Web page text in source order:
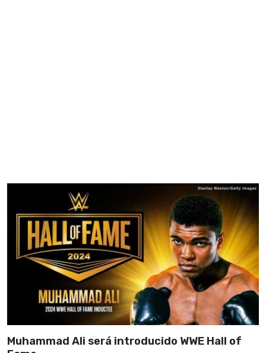
Muhammad Ali será introducido WWE Hall of